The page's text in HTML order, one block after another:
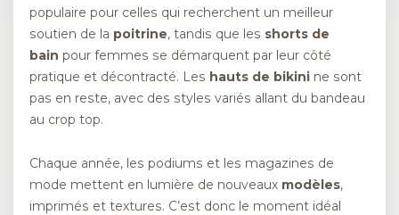
populaire pour celles qui recherchent un meilleur
soutien de la poitrine, tandis que les shorts de
bain pour femmes se démarquent par leur côté
pratique et décontracté. Les hauts de bikini ne sont
pas en reste, avec des styles variés allant du bandeau
au crop top.
Chaque année, les podiums et les magazines de
mode mettent en lumière de nouveaux modèles,
imprimés et textures. C’est donc le moment idéal